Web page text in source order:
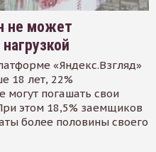
не может
«Яндекс.Взгляд»
18 лет, 22%
могут погашать свои
этом 18,5% заемщиков
более половины своего